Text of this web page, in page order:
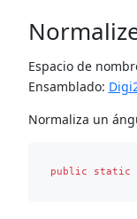
Espacio de
Ensamblado:
Normaliza un
public static